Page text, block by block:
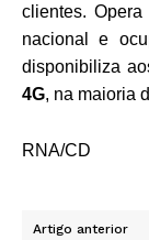
clientes.
nacional e
disponibiliza
4G, na maioria
RNA/CD
Artigo anterior